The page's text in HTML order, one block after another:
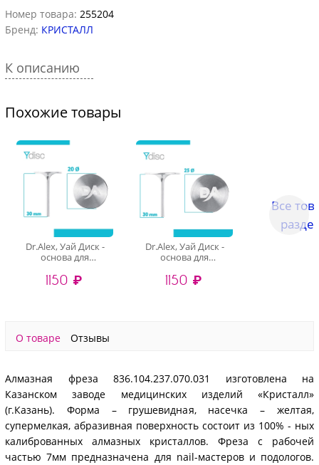
Номер товара: 255204
Бренд: КРИСТАЛЛ
К описанию
Похожие товары
Dr.Alex, Уай Диск -
основа для
1150 ₽
Dr.Alex, Уай Диск -
основа для
1150 ₽
Все
О товаре Отзывы
Алмазная фреза 836.104.237.070.031 изготовлена на
Казанском заводе медицинских изделий «Кристалл»
(г.Казань). Форма – грушевидная, насечка – желтая,
супермелкая, абразивная поверхность состоит из 100% - ных
калиброванных алмазных кристаллов. Фреза с рабочей
частью 7мм предназначена для nail-мастеров и подологов.